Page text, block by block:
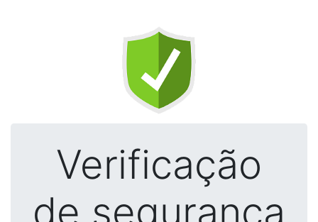
Verificação
de segurança